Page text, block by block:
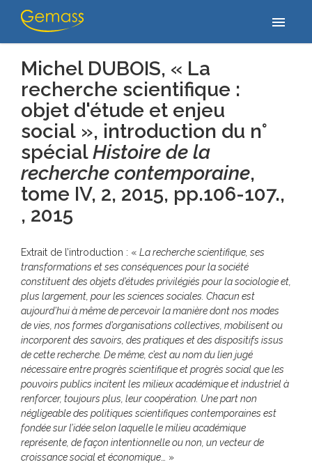
menu
Accueil/Publications
objet d'étude et enjeu social », introduction du n° spécial…
Michel DUBOIS, « La
recherche scientifique :
objet d'étude et enjeu
social », introduction du n°
spécialHistoire de la
recherche contemporaine,
tome IV, 2, 2015, pp.106-107.,
, 2015
Extrait de l’introduction : « La recherche scientifique, ses
transformations et ses conséquences pour la société
constituent des objets d’études privilégiés pour la sociologie et,
plus largement, pour les sciences sociales. Chacun est
aujourd’hui à même de percevoir la manière dont nos modes
de vies, nos formes d’organisations collectives, mobilisent ou
incorporent des savoirs, des pratiques et des dispositifs issus
de cette recherche. De même, c’est au nom du lien jugé
nécessaire entre progrès scientifique et progrès social que les
pouvoirs publics incitent les milieux académique et industriel à
renforcer, toujours plus, leur coopération. Une part non
négligeable des politiques scientifiques contemporaines est
fondée sur l’idée selon laquelle le milieu académique
représente, de façon intentionnelle ou non, un vecteur de
croissance social et économique… »